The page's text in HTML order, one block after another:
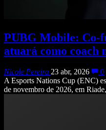
PUBG Mobile: Co-
atuará como coach
Nicole Pereira 23 abr, 2026
0
A Esports Nations Cup (ENC)
de novembro de 2026, em